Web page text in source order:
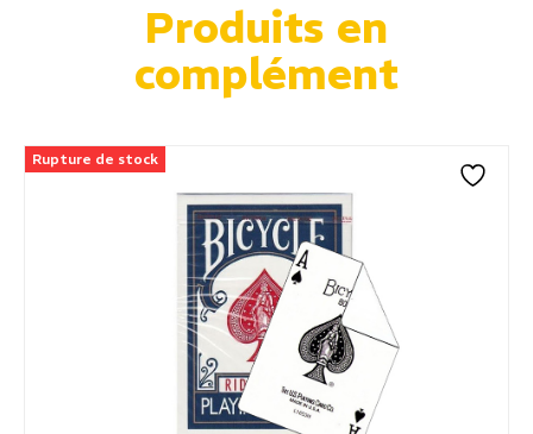
Produits en
complément
Rupture de stock